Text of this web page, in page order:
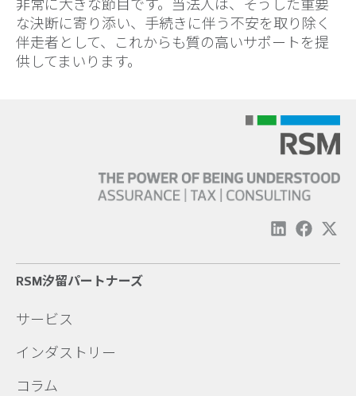
非常に大きな節目です。当法人は、そうした重要
な決断に寄り添い、手続きに伴う不安を取り除く
伴走者として、これからも質の高いサポートを提
供してまいります。
RSM汐留パートナーズ
サービス
インダストリー
コラム